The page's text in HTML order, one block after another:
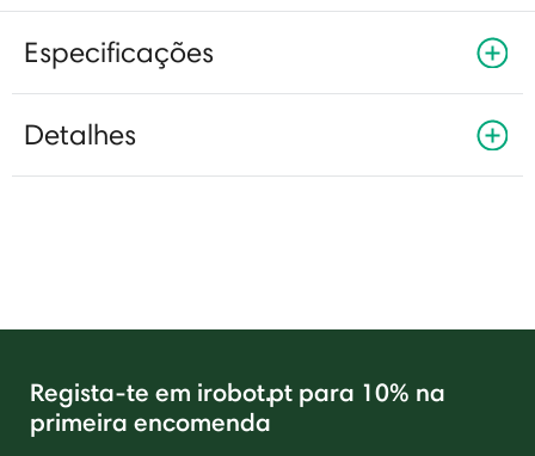
Especificações
Detalhes
Regista-te em irobot.pt para 10% na
primeira encomenda